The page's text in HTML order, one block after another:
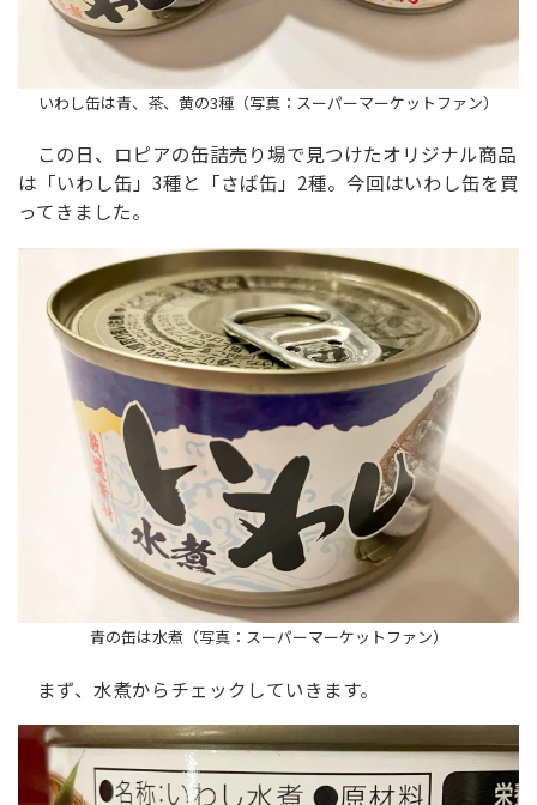
いわし缶は青、茶、黄の3種（写真：スーパーマーケットファン）
この日、ロピアの缶詰売り場で見つけたオリジナル商品
は「いわし缶」3種と「さば缶」2種。今回はいわし缶を買
ってきました。
青の缶は水煮（写真：スーパーマーケットファン）
まず、水煮からチェックしていきます。